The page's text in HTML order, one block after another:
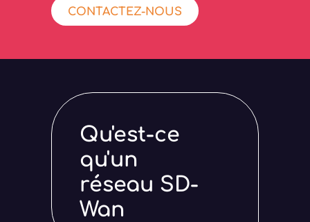
CONTACTEZ-NOUS
Qu'est-ce
qu'un
réseau SD-
Wan